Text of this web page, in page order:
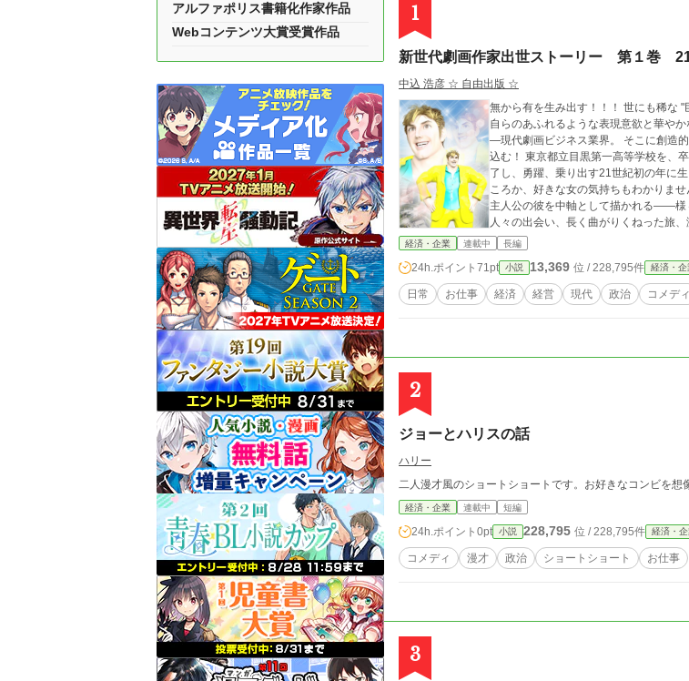
1
新世代劇画作家出世ストーリー 第１巻 21
中込 浩彦 ☆ 自由出版 ☆
無から有を生み出す！！！ 世にも稀な "巨大なるスモール・ビジネス" ――高精細液晶ペンタブ一台、机椅子一組と
自らのあふれるような表現意欲と華や
―現代劇画ビジネス業界。 そこに創造的才能未知数の新星が、自らのあふれる若さだけを頼りにして、決然と飛び
込む！ 東京都立目黒第一高等学校を、卒業後、渋谷区代々木タレント・アカデミーのコミック作家養成コースを修
了し、勇躍、乗り出す21世紀初の年に生まれた主人公＝上原 純。 「
ころか、好きな女の気持ちもわかりません」 そんな今どきの西東京なら、どこにでもいるような一人の
主人公の彼を中軸として描かれる――様々
人々の出会い、長く曲がりくねった旅
の仕事には、自分が託せる理想がある
れほど世間から理解されないのか？ 何
たのか？ ☆ 世の中の"何かを表現する"という仕事を愛し、人生の"何かに感動する"という生きがいに愛された男の
生涯とは、どんなものなのか？ 若造主人公の軽快ハードボイルドな一人称文体で、輝く未来へ向けて、躍動す
経済・企業 連載中 長編
24h.ポイント 71pt 小説 13,369 位 / 228,795件 経済・企
日常 お仕事 経済 経営 現代 政治 コメディ
2
ジョーとハリスの話
ハリー
二人漫才風のショートショートです。お好きなコンビを想
経済・企業 連載中 短編
24h.ポイント 0pt 小説 228,795 位 / 228,795件 経済・
コメディ 漫才 政治 ショートショート お仕事
3
アルファポリス書籍化作家作品
Webコンテンツ大賞受賞作品